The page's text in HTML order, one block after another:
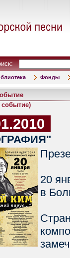
Фонды
событие)
20
в